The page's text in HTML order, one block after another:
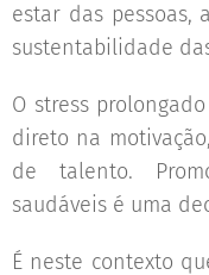
estar das pessoas,
sustentabilidade
O stress
direto na
de talento.
saudáveis é uma
É neste contexto